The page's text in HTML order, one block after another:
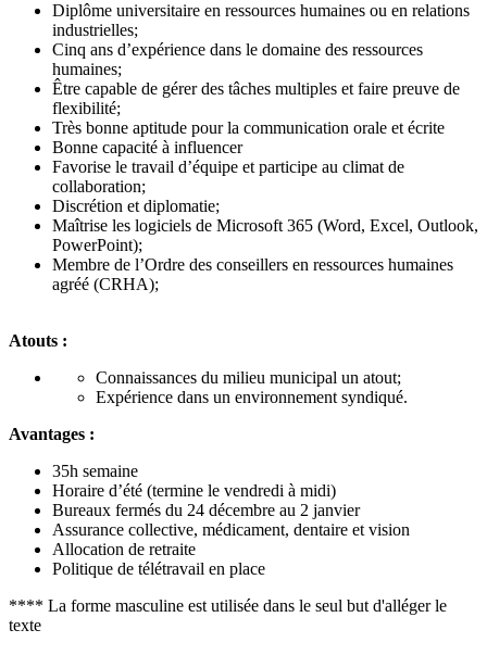
Diplôme universitaire en ressources humaines ou en relations
industrielles;
Cinq ans d’expérience dans le domaine des ressources
humaines;
Être capable de gérer des tâches multiples et faire preuve de
flexibilité;
Très bonne aptitude pour la communication orale et écrite
Bonne capacité à influencer
Favorise le travail d’équipe et participe au climat de
collaboration;
Discrétion et diplomatie;
Maîtrise les logiciels de Microsoft 365 (Word, Excel, Outlook,
PowerPoint);
Membre de l’Ordre des conseillers en ressources humaines
agréé (CRHA);
Atouts :
Connaissances du milieu municipal un atout;
Expérience dans un environnement syndiqué.
Avantages :
35h semaine
Horaire d’été (termine le vendredi à midi)
Bureaux fermés du 24 décembre au 2 janvier
Assurance collective, médicament, dentaire et vision
Allocation de retraite
Politique de télétravail en place
**** La forme masculine est utilisée dans le seul but d'alléger le
texte